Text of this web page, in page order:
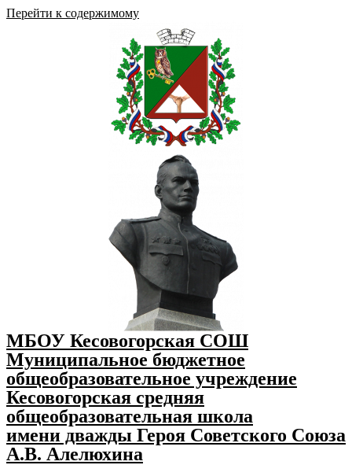
Перейти к содержимому
МБОУ Кесовогорская СОШ
Муниципальное бюджетное
общеобразовательное учреждение
Кесовогорская средняя
общеобразовательная школа
имени дважды Героя Советского Союза
А.В. Алелюхина